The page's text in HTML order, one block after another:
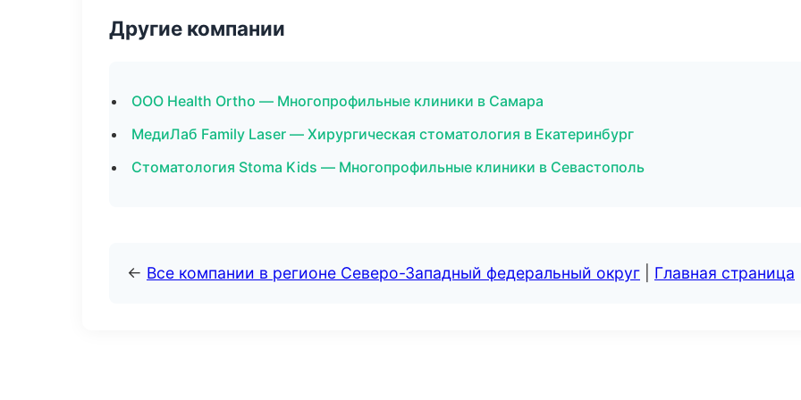
Другие компании
ООО Health Ortho — Многопрофильные клиники в Самара
МедиЛаб Family Laser — Хирургическая стоматология в Екатеринбург
Стоматология Stoma Kids — Многопрофильные клиники в Севастополь
← Все компании в регионе Северо-Западный федеральный округ Главная страница